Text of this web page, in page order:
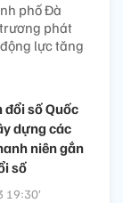
phố Đà
phát
lực tăng
đổi số Quốc
dựng các
niên gắn
số